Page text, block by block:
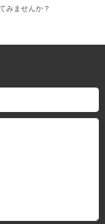
みませんか？